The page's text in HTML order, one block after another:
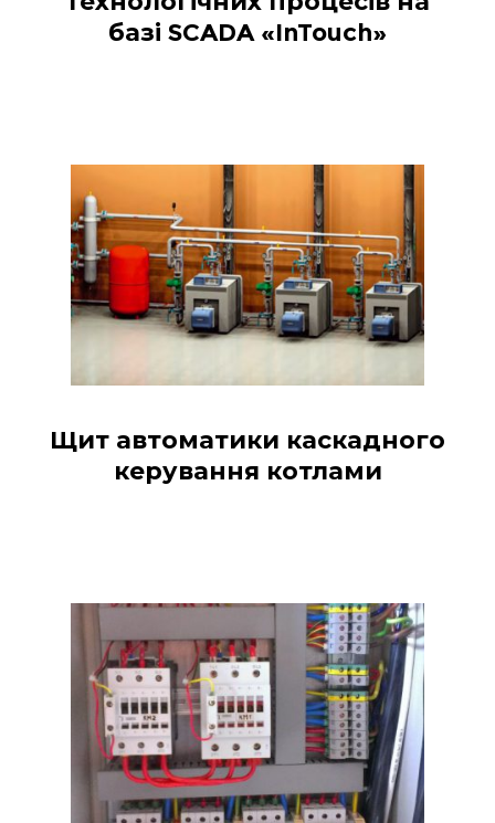
базі SCADA «InTouch»
Щит автоматики каскадного
керування котлами